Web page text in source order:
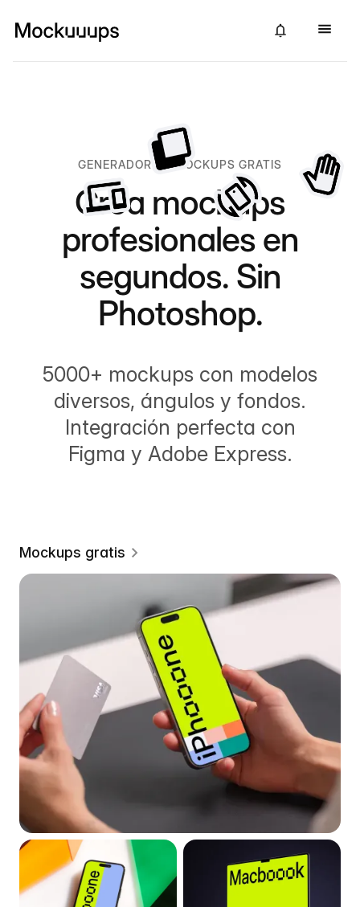
GENERADOR DE MOCKUPS GRATIS
Crea mockups
profesionales en
segundos. Sin
Photoshop.
5000+ mockups con modelos
diversos, ángulos y fondos.
Integración perfecta con
Figma y Adobe Express.
Mockups gratis